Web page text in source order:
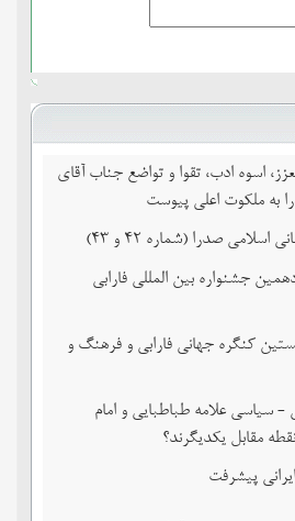
اسوه ادب، تقوا و تواضع جناب آقای
به ملکوت اعلی پیوست
اسلامی صدرا (شماره 42 و 43)
جشنواره بین المللی فارابی
کنگره جهانی فارابی و فرهنگ و
سیاسی علامه طباطبایی و امام
مقابل یکدیگرند؟
پیشرفت